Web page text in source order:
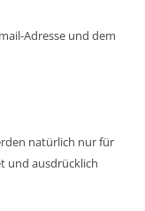
Adresse und dem
natürlich nur für
und ausdrücklich